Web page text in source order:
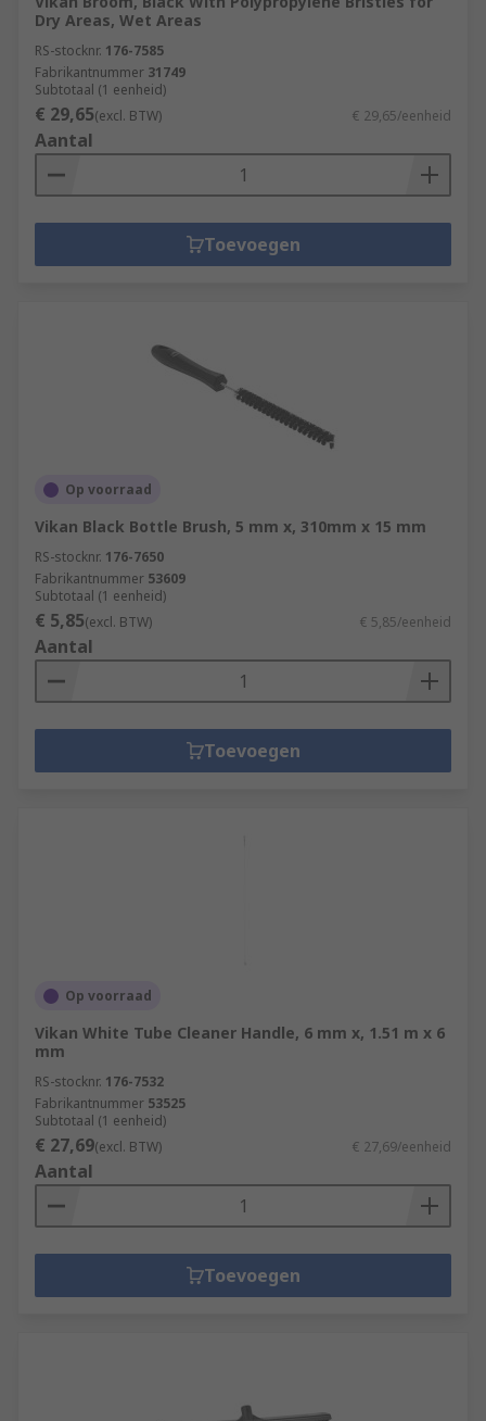
Dry Areas, Wet Areas
RS-stocknr. 176-7585
Fabrikantnummer 31749
Subtotaal (1 eenheid)
€ 29,65(excl. BTW) € 29,65/eenheid
Aantal
Toevoegen
Op voorraad
Vikan Black Bottle Brush, 5 mm x, 310mm x 15 mm
RS-stocknr. 176-7650
Fabrikantnummer 53609
Subtotaal (1 eenheid)
€ 5,85(excl. BTW) € 5,85/eenheid
Aantal
Toevoegen
Op voorraad
Vikan White Tube Cleaner Handle, 6 mm x, 1.51 m x 6
mm
RS-stocknr. 176-7532
Fabrikantnummer 53525
Subtotaal (1 eenheid)
€ 27,69(excl. BTW) € 27,69/eenheid
Aantal
Toevoegen